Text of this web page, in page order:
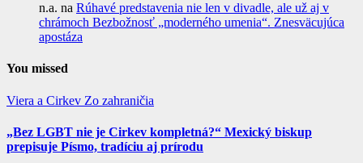
n.a. na Rúhavé predstavenia nie len v divadle, ale už aj v
chrámoch Bezbožnosť „moderného umenia“. Znesväcujúca
apostáza
You missed
Viera a Cirkev Zo zahraničia
„Bez LGBT nie je Cirkev kompletná?“ Mexický biskup
prepisuje Písmo, tradíciu aj prírodu